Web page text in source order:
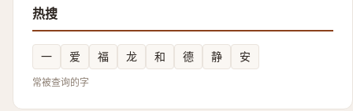
热搜
一 爱 福 龙 和 德 静 安
常被查询的字